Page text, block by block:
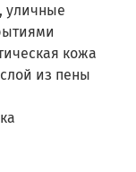
уличные
кожа
из пены